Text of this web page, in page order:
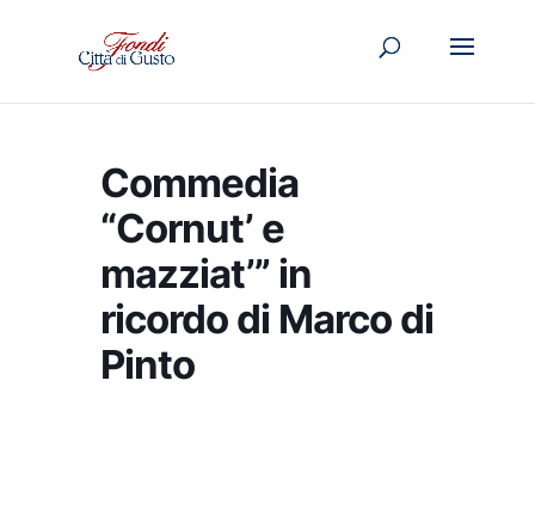
Commedia
“Cornut’ e
mazziat’” in
ricordo di Marco di
Pinto